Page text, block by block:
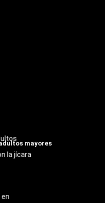
mayores
la jícara